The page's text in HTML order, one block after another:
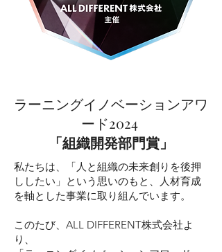
ラーニングイノベーションアワ
ード2024
「組織開発部門賞」
私たちは、「人と組織の未来創りを後押
ししたい」という思いのもと、人材育成
を軸とした事業に取り組んでいます。
このたび、ALL DIFFERENT株式会社よ
り、